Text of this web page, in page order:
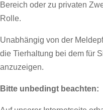
Bereich oder zu privaten
Rolle.
Unabhängig von der
die Tierhaltung bei dem für
anzuzeigen.
Bitte unbedingt beachten: